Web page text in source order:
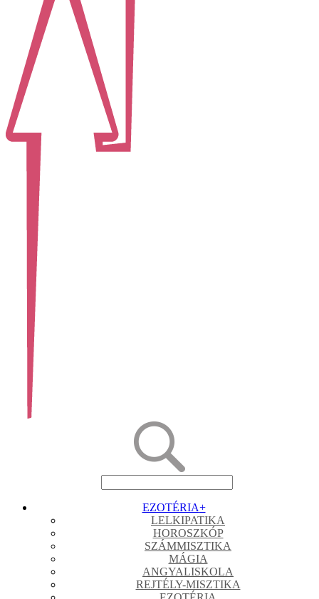
EZOTÉRIA+
LELKIPATIKA
HOROSZKÓP
SZÁMMISZTIKA
MÁGIA
ANGYALISKOLA
REJTÉLY-MISZTIKA